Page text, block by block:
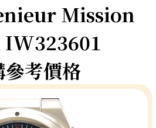
Mission
參考價格